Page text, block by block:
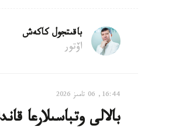
باقىتجول كاكەش
اۆتور
16:44, 06 تامىز 2026
بالالى وتباسىلارعا